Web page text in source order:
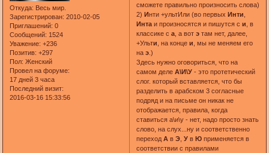
Откуда: Весь мир.
Зарегистрирован: 2010-02-05
Приглашений: 0
Сообщений: 1524
Уважение: +236
Позитив: +297
Пол: Женский
Провел на форуме:
17 дней 3 часа
Последний визит:
2016-03-16 15:33:56
сможете правильно произносить слова)
2) Инти +ультИли (во первых Инти
Интаи произносятся и пишутся с и , в
классике с а, а вот этам нет, далее,
+Ульти , на конце и , мы не меняем его
на э.)
Здесь нужно оговориться, что на
самом деле А\И\У- это протетический
слог. который вставляется, что бы
разделить в арабском 3 согласные
подряд и на письме он никак не
отображается, правила, когда
ставиться а\и\у - нет, надо просто знать
слово, на слух...ну и соответственно
переход А в Э, Ув Юприменяется в
соответствии с правилами